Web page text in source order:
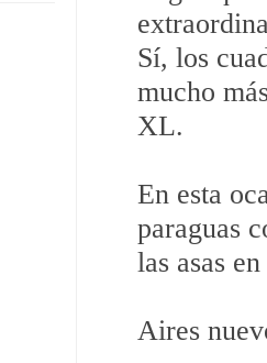
Sí, los
mucho
XL.
En esta
paraguas
las asas
Aires